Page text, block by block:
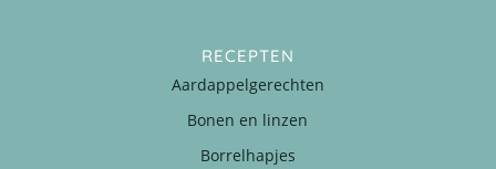
RECEPTEN
Aardappelgerechten
Bonen en linzen
Borrelhapjes